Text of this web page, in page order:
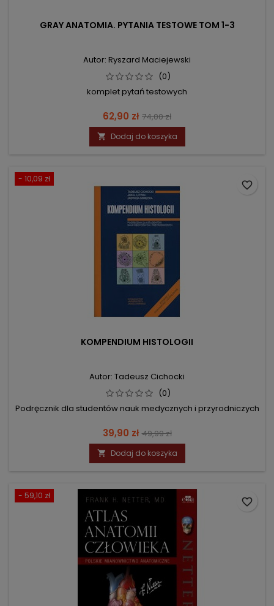
GRAY ANATOMIA. PYTANIA TESTOWE TOM 1-3
Autor: Ryszard Maciejewski
(0)
komplet pytań testowych
Cena
62,90 zł Cena
podstawowa
74,00 zł
 Dodaj do koszyka
- 10,09 zł
KOMPENDIUM HISTOLOGII
Autor: Tadeusz Cichocki
(0)
Podręcznik dla studentów nauk medycznych i przyrodniczych
Cena
39,90 zł Cena
podstawowa
49,99 zł
 Dodaj do koszyka
favorite_border
- 59,10 zł
favorite_border